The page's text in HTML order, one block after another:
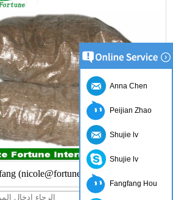
(nicole@fortunewoods.com)
Anna Chen
Peijian Zhao
Shujie lv
Shujie lv
Fangfang Hou